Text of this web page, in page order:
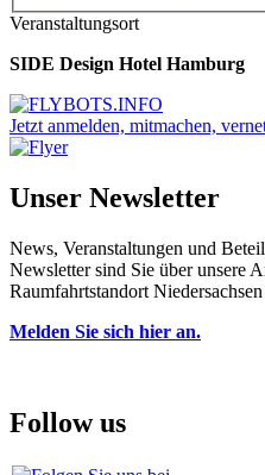
Veranstaltungsort
SIDE Design Hotel Hamburg
Jetzt anmelden, mitmachen,
Unser Newsletter
News, Veranstaltungen und
Newsletter sind Sie über unsere
Raumfahrtstandort
Melden Sie sich hier an.
Follow us